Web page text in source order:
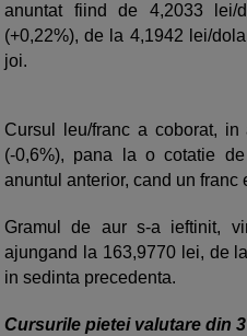
anuntat fiind de 4,2033
(+0,22%), de la 4,1942 lei/
joi.
Cursul leu/franc a coborat,
(-0,6%), pana la o cotatie
anuntul anterior, cand un franc
Gramul de aur s-a ieftinit,
ajungand la 163,9770 lei, de
in sedinta precedenta.
Cursurile pietei valutare din